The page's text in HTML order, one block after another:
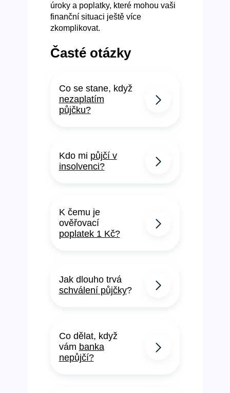
úroky a poplatky, které mohou vaši
finanční situaci ještě více
zkomplikovat.
Časté otázky
Co se stane, když
nezaplatím
půjčku?
Kdo mi půjčí v
insolvenci?
K čemu je
ověřovací
poplatek 1 Kč?
Jak dlouho trvá
schválení půjčky?
Co dělat, když
vám banka
nepůjčí?